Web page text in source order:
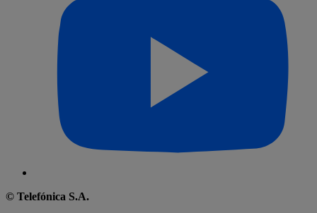
© Telefónica S.A.